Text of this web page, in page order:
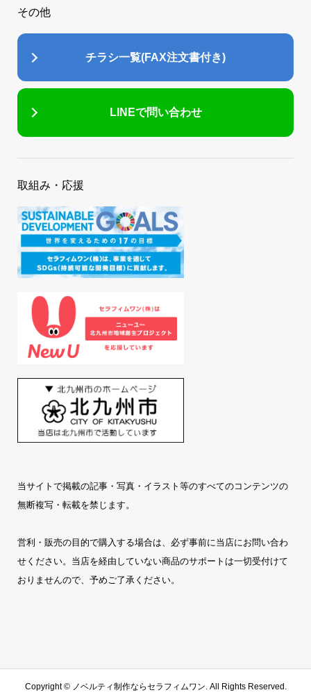
その他
チラシ一覧(FAX注文書付き)
LINEで問い合わせ
取組み・応援
当サイトで掲載の記事・写真・イラスト等のすべてのコンテンツの
無断複写・転載を禁じます。
営利・販売の目的で購入する場合は、必ず事前に当店にお問い合わ
せください。当店を経由していない商品のサポートは一切受付けて
おりませんので、予めご了承ください。
Copyright © ノベルティ制作ならセラフィムワン. All Rights Reserved.